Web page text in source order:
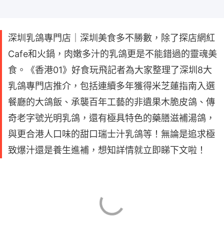
深圳乳鴿專門店｜深圳美食多不勝數，除了探店網紅
Cafe和火鍋，肉嫩多汁的乳鴿更是不能錯過的靈魂美
食。《香港01》好食玩飛記者為大家整理了深圳8大
乳鴿專門店推介，包括連續多年獲得米芝蓮指南入選
餐廳的大鴿飯、承襲百年工藝的非遺果木脆皮鴿、傳
奇老字號光明乳鴿，還有極具特色的藥膳滋補湯鴿，
與更合港人口味的甜口瑞士汁乳鴿等！無論是追求極
致爆汁還是養生進補，想知詳情就立即睇下文啦！